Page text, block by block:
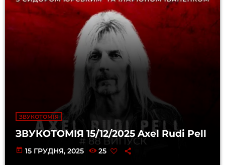
ЗВУКОТОМІЯ
ЗВУКОТОМІЯ 15/12/2025 Axel Rudi Pell
today 15 ГРУДНЯ, 2025 25